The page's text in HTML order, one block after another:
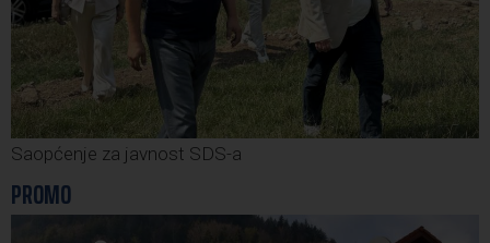
Saopćenje za javnost SDS-a
PROMO